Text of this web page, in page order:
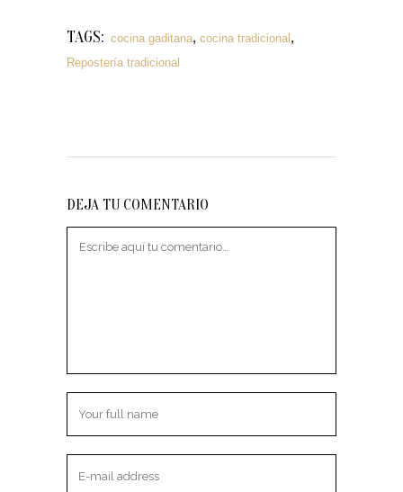
TAGS: cocina gaditana, cocina tradicional ,
Repostería tradicional
DEJA TU COMENTARIO